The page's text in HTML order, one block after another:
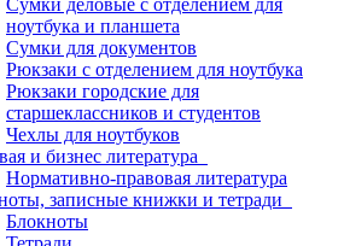
Сумки деловые с отделением для
ноутбука и планшета
Сумки для документов
Рюкзаки с отделением для ноутбука
Рюкзаки городские для
старшеклассников и студентов
Чехлы для ноутбуков
и бизнес литература
Нормативно-правовая литература
записные книжки и тетради
Блокноты